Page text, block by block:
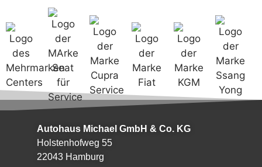
Autohaus Michael GmbH & Co. KG
Holstenhofweg 55
22043 Hamburg